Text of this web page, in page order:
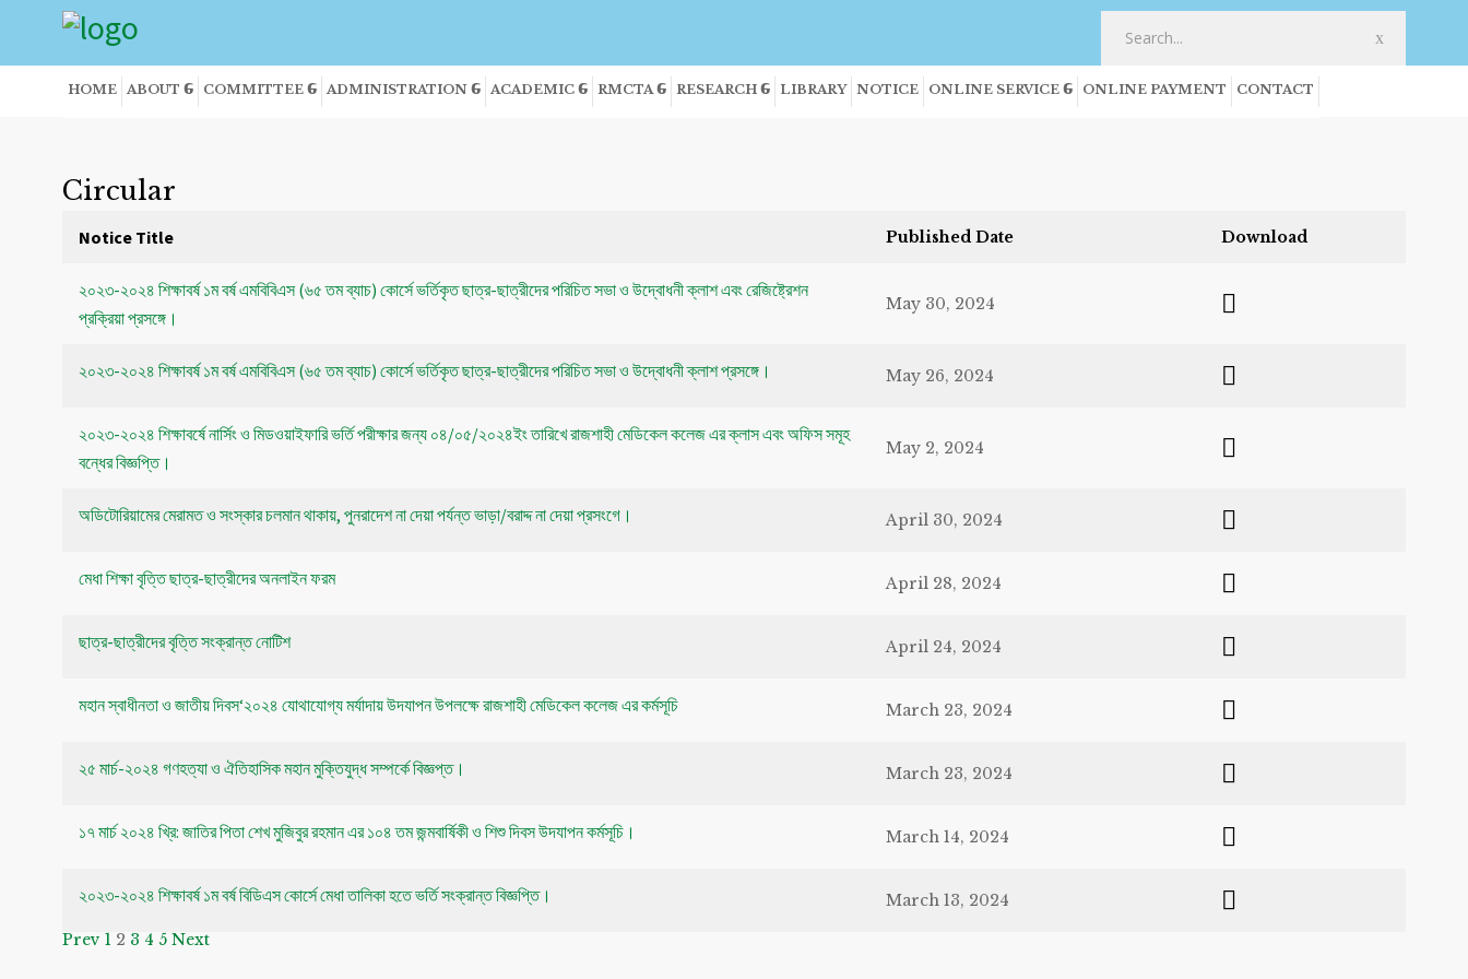
HOME ABOUT COMMITTEE ADMINISTRATION ACADEMIC RMCTA RESEARCH LIBRARY NOTICE ONLINE SERVICE ONLINE PAYMENT CONTACT
Circular
Notice Title Published Date Download
২০২৩-২০২৪ শিক্ষাবর্ষ ১ম বর্ষ এমবিবিএস (৬৫ তম ব্যাচ) কোর্সে ভর্তিকৃত ছাত্র-ছাত্রীদের পরিচিত সভা ও উদ্বোধনী ক্লাশ এবং রেজিষ্ট্রেশন
প্রক্রিয়া প্রসঙ্গে।
May 30, 2024
২০২৩-২০২৪ শিক্ষাবর্ষ ১ম বর্ষ এমবিবিএস (৬৫ তম ব্যাচ) কোর্সে ভর্তিকৃত ছাত্র-ছাত্রীদের পরিচিত সভা ও উদ্বোধনী ক্লাশ প্রসঙ্গে। May 26, 2024
২০২৩-২০২৪ শিক্ষাবর্ষে নার্সিং ও মিডওয়াইফারি ভর্তি পরীক্ষার জন্য ০৪/০৫/২০২৪ইং তারিখে রাজশাহী মেডিকেল কলেজ এর ক্লাস এবং অফিস সমূহ
বন্ধের বিজ্ঞপ্তি।
May 2, 2024
অডিটোরিয়ামের মেরামত ও সংস্কার চলমান থাকায়, পুনরাদেশ না দেয়া পর্যন্ত ভাড়া/বরাদ্দ না দেয়া প্রসংগে। April 30, 2024
মেধা শিক্ষা বৃত্তি ছাত্র-ছাত্রীদের অনলাইন ফরম April 28, 2024
ছাত্র-ছাত্রীদের বৃত্তি সংক্রান্ত নোটিশ April 24, 2024
মহান স্বাধীনতা ও জাতীয় দিবস‘২০২৪ যোথাযোগ্য মর্যাদায় উদযাপন উপলক্ষে রাজশাহী মেডিকেল কলেজ এর কর্মসূচি March 23, 2024
২৫ মার্চ-২০২৪ গণহত্যা ও ঐতিহাসিক মহান মুক্তিযুদ্ধ সম্পর্কে বিজ্ঞপ্ত। March 23, 2024
১৭ মার্চ ২০২৪ খ্রি: জাতির পিতা শেখ মুজিবুর রহমান এর ১০৪ তম জন্মবার্ষিকী ও শিশু দিবস উদযাপন কর্মসূচি। March 14, 2024
২০২৩-২০২৪ ‍শিক্ষাবর্ষ ১ম বর্ষ বিডিএস কোর্সে মেধা তালিকা হতে ভর্তি সংক্রান্ত বিজ্ঞপ্তি।
March 13, 2024
Prev 1 2 3 4 5 Next